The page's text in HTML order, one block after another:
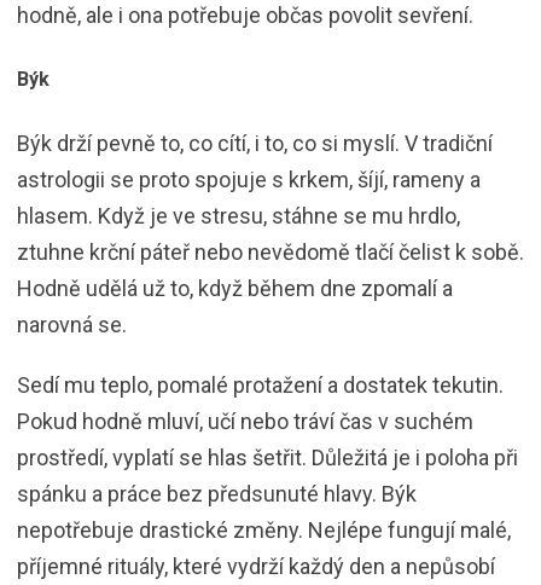
hodně, ale i ona potřebuje občas povolit sevření.
Býk
Býk drží pevně to, co cítí, i to, co si myslí. V tradiční
astrologii se proto spojuje s krkem, šíjí, rameny a
hlasem. Když je ve stresu, stáhne se mu hrdlo,
ztuhne krční páteř nebo nevědomě tlačí čelist k sobě.
Hodně udělá už to, když během dne zpomalí a
narovná se.
Sedí mu teplo, pomalé protažení a dostatek tekutin.
Pokud hodně mluví, učí nebo tráví čas v suchém
prostředí, vyplatí se hlas šetřit. Důležitá je i poloha při
spánku a práce bez předsunuté hlavy. Býk
nepotřebuje drastické změny. Nejlépe fungují malé,
příjemné rituály, které vydrží každý den a nepůsobí